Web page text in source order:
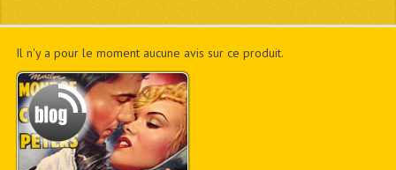
MON COPTE
PDF BOOKS
CUSTOM PDF
Il n'y a pour le moment aucune avis sur ce produit.